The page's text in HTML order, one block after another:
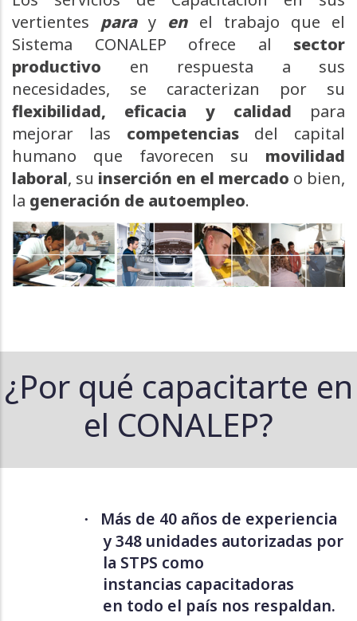
vertientes paray enel trabajo que el
Sistema CONALEP ofrece al sector
productivo en respuesta a sus
necesidades, se caracterizan por su
flexibilidad, eficacia y calidad para
mejorar las competenciasdel capital
humano que favorecen su movilidad
laboral, su inserción en el mercado o bien,
la generación de autoempleo.
¿Por qué capacitarte en
el CONALEP?
·
Más de 40 años de experiencia
y 348 unidades autorizadas por
la STPS como
instancias capacitadoras
en todo el país nos respaldan.